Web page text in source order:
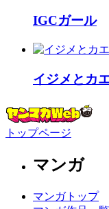
IGCガール
イジメとカ
トップページ
マンガ
マンガトップ